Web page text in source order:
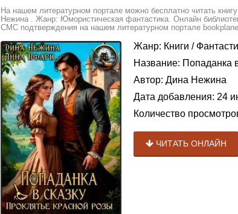
На нашем литературном портале можно бесплатно читать
Нежина . Жанр: Юмористическая фантастика. Онлайн
СМС подтверждения на нашем литературном портале
Жанр: Книги /
Название: Попаданка
Автор: Дина Нежина
Дата добавления: 24
Количество
ЧИТАТЬ ОНЛАЙН